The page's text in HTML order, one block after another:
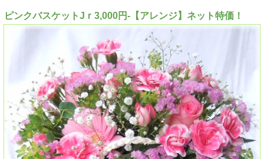
ピンクバスケットJｒ3,000円-【アレンジ】ネット特価！